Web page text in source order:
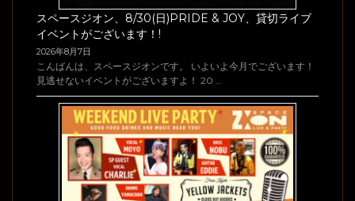
スペースジオン、8/30(日)PRIDE & JOY、貸切ライブ
イベントがございます！!
2026年8月7日
こんばんは、スペースジオンです。 いよいよ今月でございます！
見逃せないイベントがございますよ！ 20 …